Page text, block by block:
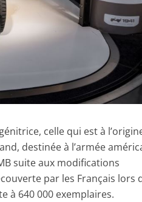
celle qui est à
destinée à l’armée
suite aux modifications
par les Français lors
à 640 000 exemplaires.